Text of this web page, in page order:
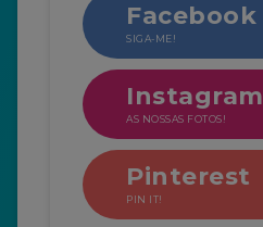
Facebook
SIGA-ME!
Instagram
AS NOSSAS FOTOS!
Pinterest
PIN IT!